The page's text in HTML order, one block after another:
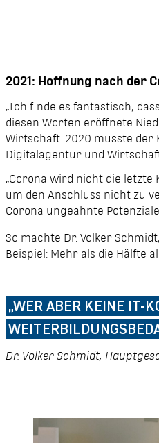
2021: Hoffnung nach der
„Ich finde es fantastisch,
diesen Worten eröffnete
Wirtschaft. 2020 musste der
Digitalagentur und
„Corona wird nicht die
um den Anschluss nicht zu
Corona ungeahnte
So machte Dr. Volker
Beispiel: Mehr als die Hälfte
„WER ABER KEINE IT-
Dr. Volker Schmidt,